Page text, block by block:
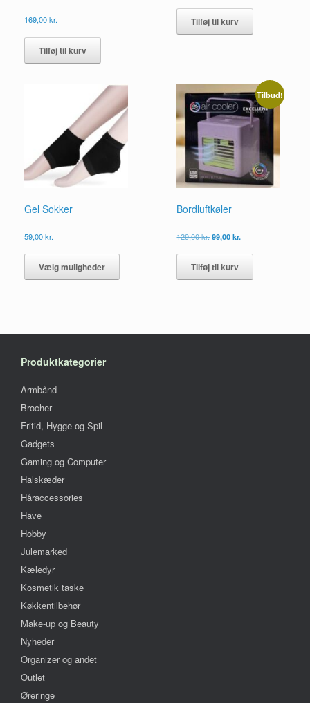
169,00kr.
Tilføj til kurv
Tilføj til kurv
Gel Sokker
59,00kr.
Vælg muligheder
Dette
har
Tilbud!
Bordluftkøler
129,00kr.Den
pris
var:
129,00 kr..
99,00kr.
pris
99,00 kr..
Tilføj til kurv
Produktkategorier
Armbånd
Brocher
Fritid, Hygge og Spil
Gadgets
Gaming og Computer
Halskæder
Håraccessories
Have
Hobby
Julemarked
Kæledyr
Kosmetik taske
Køkkentilbehør
Make-up og Beauty
Nyheder
Organizer og andet
Outlet
Øreringe